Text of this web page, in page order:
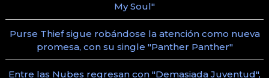
My Soul"
Purse Thief sigue robándose la atención como nueva
promesa, con su single "Panther Panther"
Entre las Nubes regresan con "Demasiada Juventud",